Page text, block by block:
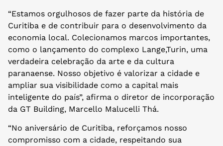
“Estamos orgulhosos de fazer parte da história de
Curitiba e de contribuir para o desenvolvimento da
economia local. Colecionamos marcos importantes,
como o lançamento do complexo Lange,Turin, uma
verdadeira celebração da arte e da cultura
paranaense. Nosso objetivo é valorizar a cidade e
ampliar sua visibilidade como a capital mais
inteligente do país”, afirma o diretor de incorporação
da GT Building, Marcello Malucelli Thá.
“No aniversário de Curitiba, reforçamos nosso
compromisso com a cidade, respeitando sua